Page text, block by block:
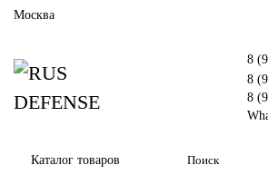
Москва
8
8
8
Каталог товаров